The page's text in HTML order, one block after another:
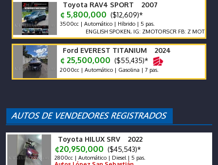
Toyota RAV4 SPORT 2007
¢ 5,800,000 ($12,609)*
3500cc | Automático | Híbrido | 5 pas.
ENGLISH SPOKEN, IG: ZMOTORSCR FB: Z MOTORS.
Ford EVEREST TITANIUM 2024
¢ 25,500,000 ($55,435)*
2000cc | Automático | Gasolina | 7 pas.
Toyota HILUX SRV 2022
¢20,950,000 ($45,543)*
2800cc | Automático | Diesel | 5 pas.